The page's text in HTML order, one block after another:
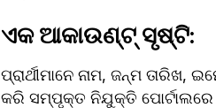
ଏକ ଆକାଉଣ୍ଟ୍ ସୃଷ୍ଟି:
ପ୍ରାର୍ଥୀମାନେ ନାମ, ଜନ୍ମ
କରି ସମ୍ପୃକ୍ତ ନିଯୁକ୍ତି